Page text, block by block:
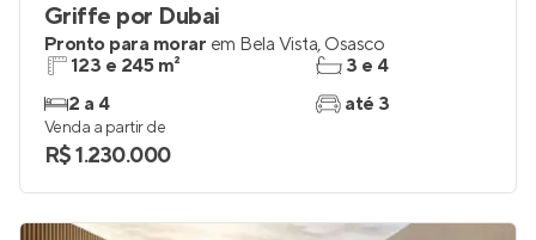
Griffe por Dubai
Pronto para morar em Bela Vista, Osasco
123 e 245 m²
2 a 4
3 e 4
até 3
Venda a partir de
R$ 1.230.000